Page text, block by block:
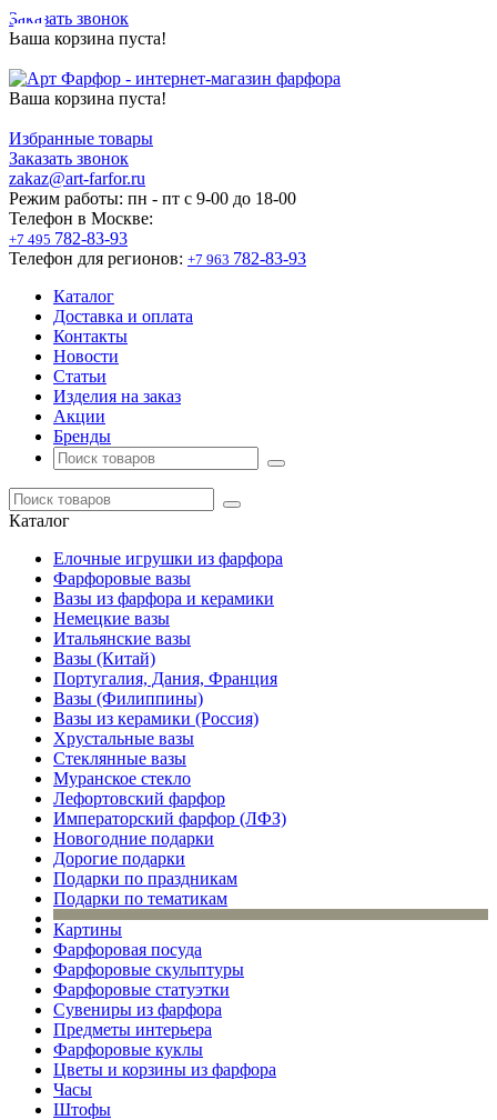
Заказать звонок
Ваша корзина пуста!
Ваша корзина пуста!
Избранные товары
Заказать звонок
zakaz@art-farfor.ru
Режим работы: пн - пт c 9-00 до 18-00
Телефон в Москве:
+7 495 782-83-93
Телефон для регионов: +7 963 782-83-93
Каталог
Доставка и оплата
Контакты
Новости
Статьи
Изделия на заказ
Акции
Бренды
Каталог
Елочные игрушки из фарфора
Фарфоровые вазы
Вазы из фарфора и керамики
Немецкие вазы
Итальянские вазы
Вазы (Китай)
Португалия, Дания, Франция
Вазы (Филиппины)
Вазы из керамики (Россия)
Хрустальные вазы
Стеклянные вазы
Муранское стекло
Лефортовский фарфор
Императорский фарфор (ЛФЗ)
Новогодние подарки
Дорогие подарки
Подарки по праздникам
Подарки по тематикам
Картины
Фарфоровая посуда
Фарфоровые скульптуры
Фарфоровые статуэтки
Сувениры из фарфора
Предметы интерьера
Фарфоровые куклы
Цветы и корзины из фарфора
Часы
Штофы